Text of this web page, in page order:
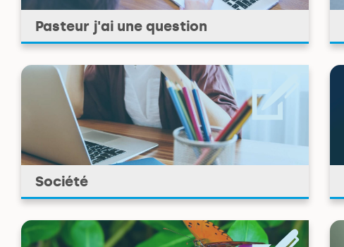
Pasteur j'ai une question
Société